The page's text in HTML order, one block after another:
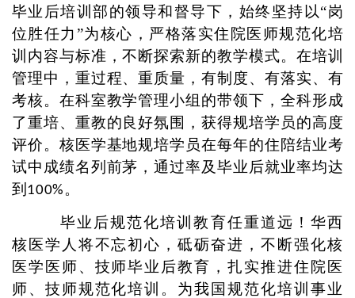
毕业后培训部的领导和督导下，始终坚持以“岗
位胜任力”为核心，严格落实住院医师规范化培
训内容与标准，不断探索新的教学模式。在培训
管理中，重过程、重质量，有制度、有落实、有
考核。在科室教学管理小组的带领下，全科形成
了重培、重教的良好氛围，获得规培学员的高度
评价。核医学基地规培学员在每年的住陪结业考
试中成绩名列前茅，通过率及毕业后就业率均达
到 100% 。
毕业后规范化培训教育任重道远！华西
核医学人将不忘初心，砥砺奋进，不断强化核
医学医师、技师毕业后教育，扎实推进住院医
师、技师规范化培训。为我国规范化培训事业